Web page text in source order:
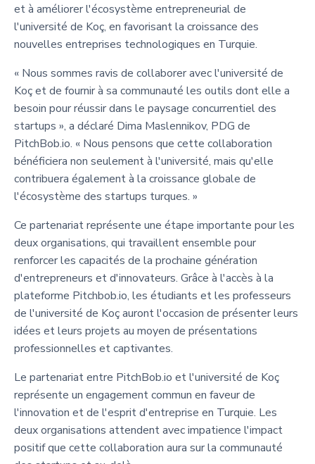
et à améliorer l'écosystème entrepreneurial de
l'université de Koç, en favorisant la croissance des
nouvelles entreprises technologiques en Turquie.
« Nous sommes ravis de collaborer avec l'université de
Koç et de fournir à sa communauté les outils dont elle a
besoin pour réussir dans le paysage concurrentiel des
startups », a déclaré Dima Maslennikov, PDG de
PitchBob.io. « Nous pensons que cette collaboration
bénéficiera non seulement à l'université, mais qu'elle
contribuera également à la croissance globale de
l'écosystème des startups turques. »
Ce partenariat représente une étape importante pour les
deux organisations, qui travaillent ensemble pour
renforcer les capacités de la prochaine génération
d'entrepreneurs et d'innovateurs. Grâce à l'accès à la
plateforme Pitchbob.io, les étudiants et les professeurs
de l'université de Koç auront l'occasion de présenter leurs
idées et leurs projets au moyen de présentations
professionnelles et captivantes.
Le partenariat entre PitchBob.io et l'université de Koç
représente un engagement commun en faveur de
l'innovation et de l'esprit d'entreprise en Turquie. Les
deux organisations attendent avec impatience l'impact
positif que cette collaboration aura sur la communauté